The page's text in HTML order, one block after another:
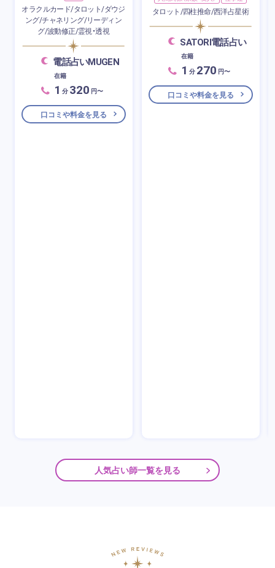
オラクルカード/タロット/ダウジ
ング/チャネリング/リーディン
グ/波動修正/霊視・透視
電話占いMUGEN
在籍
1 分 320 円〜
口コミや料金を見る
タロット/四柱推命/西洋占星術
SATORI電話占い
在籍
1 分 270 円〜
口コミや料金を見る
人気占い師一覧を見る